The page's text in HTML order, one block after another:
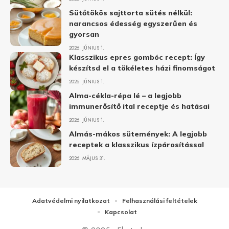
Sütőtökös sajttorta sütés nélkül:
narancsos édesség egyszerűen és
gyorsan
2026. JÚNIUS 1.
Klasszikus epres gombóc recept: Így
készítsd el a tökéletes házi finomságot
2026. JÚNIUS 1.
Alma-cékla-répa lé – a legjobb
immunerősítő ital receptje és hatásai
2026. JÚNIUS 1.
Almás-mákos sütemények: A legjobb
receptek a klasszikus ízpárosítással
2026. MÁJUS 31.
Adatvédelmi nyilatkozat
Felhasználási feltételek
Kapcsolat